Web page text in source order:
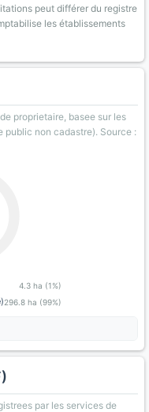
peut différer du registre
les établissements
proprietaire, basee sur les
public non cadastre). Source :
4.3 ha (1%)
296.8 ha (99%)
par les services de